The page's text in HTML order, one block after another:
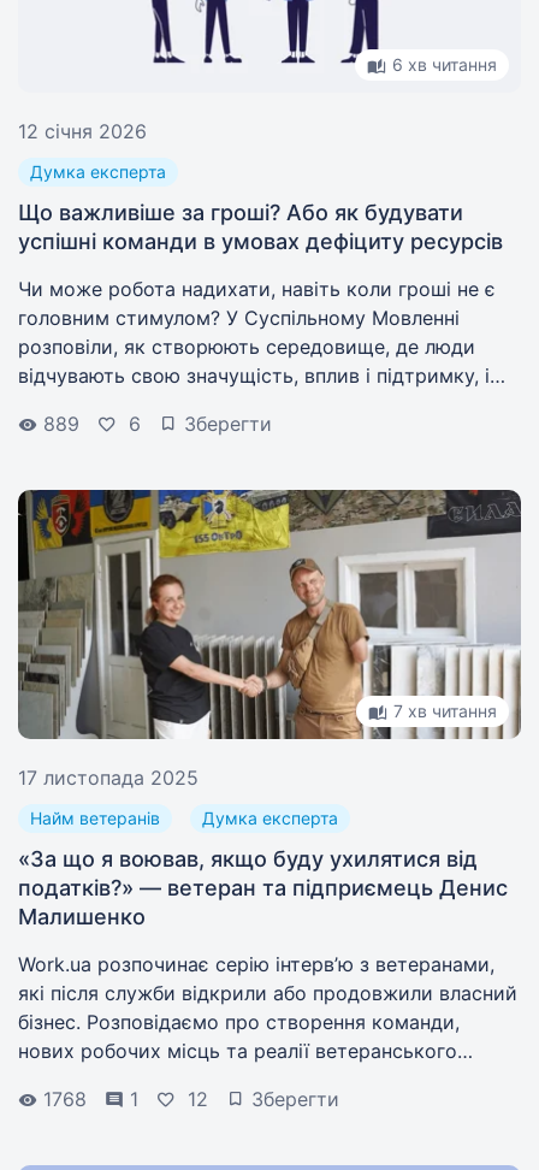
6 хв читання
12 січня 2026
Думка експерта
Що важливіше за гроші? Або як будувати
успішні команди в умовах дефіциту ресурсів
Чи може робота надихати, навіть коли гроші не є
головним стимулом? У Суспільному Мовленні
розповіли, як створюють середовище, де люди
відчувають свою значущість, вплив і підтримку, і
виборі роботодавця.
889 6 Зберегти
7 хв читання
17 листопада 2025
Найм ветеранів Думка експерта
«За що я воював, якщо буду ухилятися від
податків?» — ветеран та підприємець Денис
Малишенко
Work.ua розпочинає серію інтерв’ю з ветеранами,
які після служби відкрили або продовжили власний
бізнес. Розповідаємо про створення команди,
нових робочих місць та реалії ветеранського
1768
1 12 Зберегти